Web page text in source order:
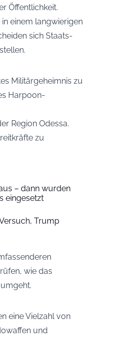
Öffentlichkeit.
einem langwierigen
sich Staats-
Militärgeheimnis zu
Harpoon-
Region Odessa.
zu
– dann wurden
eingesetzt
Trump
wie das
eine Vielzahl von
und